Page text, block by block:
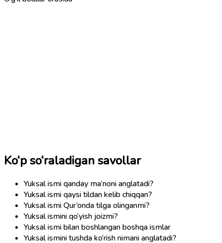
Ko‘p so‘raladigan savollar
Yuksal ismi qanday ma’noni anglatadi?
Yuksal ismi qaysi tildan kelib chiqqan?
Yuksal ismi Qur’onda tilga olinganmi?
Yuksal ismini qo‘yish joizmi?
Yuksal ismi bilan boshlangan boshqa ismlar
Yuksal ismini tushda ko‘rish nimani anglatadi?